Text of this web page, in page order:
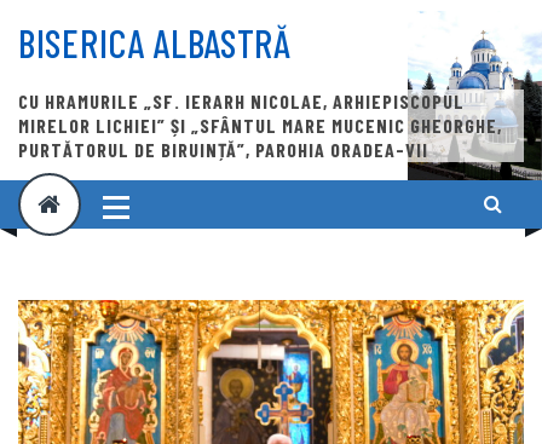
content
BISERICA ALBASTRĂ
CU HRAMURILE „SF. IERARH NICOLAE, ARHIEPISCOPUL
MIRELOR LICHIEI” ȘI „SFÂNTUL MARE MUCENIC GHEORGHE,
PURTĂTORUL DE BIRUINȚĂ”, PAROHIA ORADEA-VII